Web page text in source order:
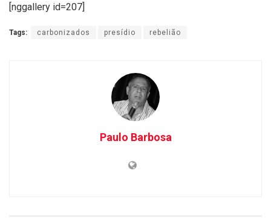
[nggallery id=207]
Tags: carbonizados presídio rebelião
Paulo Barbosa